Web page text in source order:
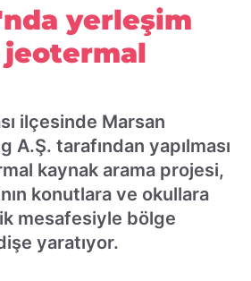
yerleşim
ilçesinde Marsan
A.Ş. tarafından yapılması
kaynak arama projesi,
konutlara ve okullara
mesafesiyle bölge
yaratıyor.